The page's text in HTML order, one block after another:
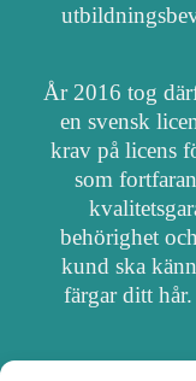
År 2016 tog
en svensk
krav på licens
som
behörighet
kund ska
färgar ditt